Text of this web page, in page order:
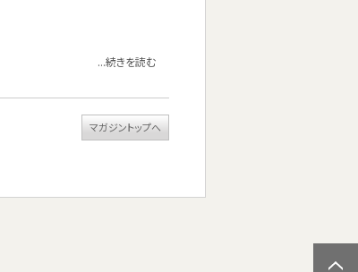
...続きを読む
マガジントップへ